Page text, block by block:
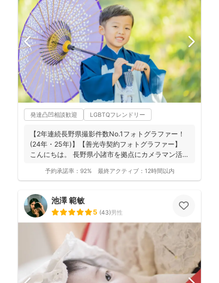
発達凸凹相談歓迎 LGBTQフレンドリー
【2年連続長野県撮影件数No.1フォトグラファー！
(24年・25年)】【善光寺契約フォトグラファー】
こんにちは。 長野県小諸市を拠点にカメラマン活
予約承諾率： 92% 最終アクティブ： 12時間以内
池澤 範敏
5 (43)男性